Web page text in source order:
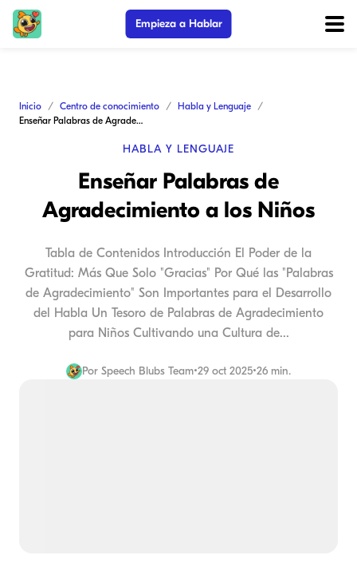
Empieza a Hablar
Inicio Centro de conocimiento
Habla y Lenguaje
Enseñar Palabras de Agradecimiento a los Niños
HABLA Y LENGUAJE
Enseñar Palabras de
Agradecimiento a los Niños
Tabla de Contenidos Introducción El Poder de la
Gratitud: Más Que Solo "Gracias" Por Qué las "Palabras
de Agradecimiento" Son Importantes para el Desarrollo
del Habla Un Tesoro de Palabras de Agradecimiento
para Niños Cultivando una Cultura de...
Por Speech Blubs Team•29 oct 2025•26 min.